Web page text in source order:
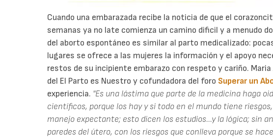
Cuando una embarazada recibe la noticia de que el
semanas ya no late comienza un camino dificil y a menudo
del aborto espontáneo es similar al parto medicalizado:
lugares se ofrece a las mujeres la información y el apoyo
restos de su incipiente embarazo con respeto y cariño.
del El Parto es Nuestro y cofundadora del foro Superar un
experiencia. "Es una lástima que parte de la medicina haga
científicos, porque los hay y si todo en el mundo tiene
manejo expectante; esto dicen los estudios...y la lógica; sin
paredes del útero, con los riesgos que conlleva porque se